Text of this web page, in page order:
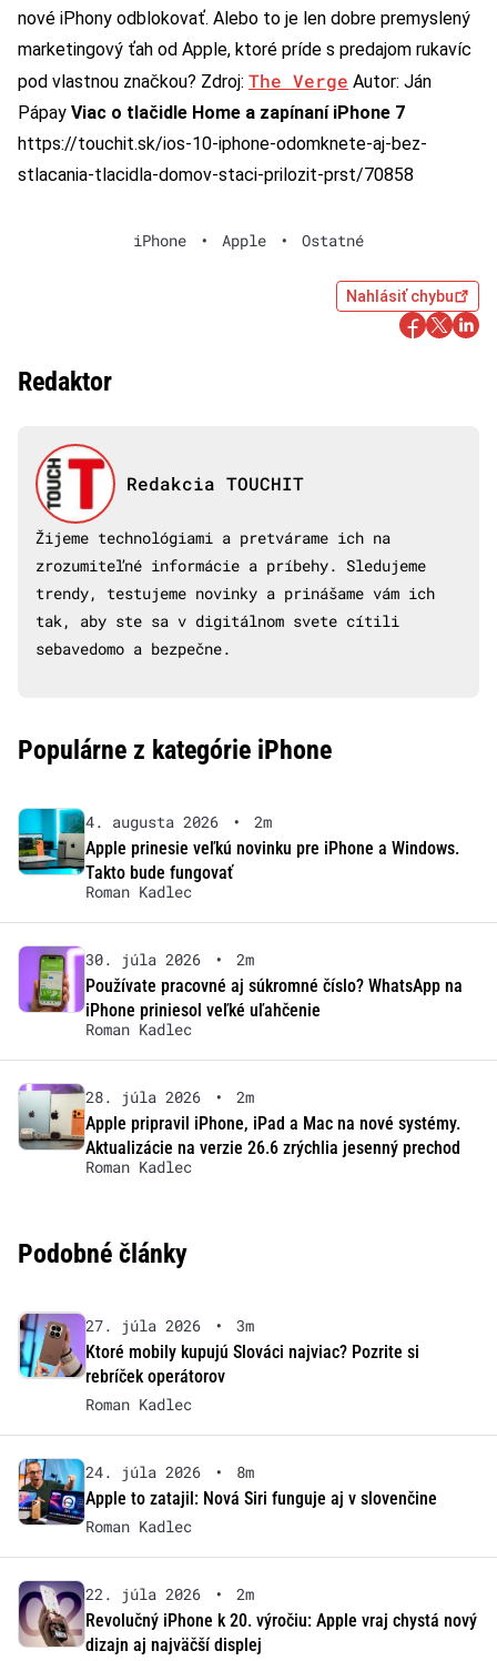
nové iPhony odblokovať. Alebo to je len dobre premyslený
marketingový ťah od Apple, ktoré príde s predajom rukavíc
pod vlastnou značkou? Zdroj: The Verge Autor: Ján
Pápay Viac o tlačidle Home a zapínaní iPhone 7
https://touchit.sk/ios-10-iphone-odomknete-aj-bez-
stlacania-tlacidla-domov-staci-prilozit-prst/70858
iPhone • Apple • Ostatné
Nahlásiť chybu
Redaktor
Redakcia TOUCHIT
Žijeme technológiami a pretvárame ich na
zrozumiteľné informácie a príbehy. Sledujeme
trendy, testujeme novinky a prinášame vám ich
tak, aby ste sa v digitálnom svete cítili
sebavedomo a bezpečne.
Populárne z kategórie iPhone
4. augusta 2026 •
2m
Apple prinesie veľkú novinku pre iPhone a Windows.
Takto bude fungovať
Roman Kadlec
30. júla 2026 •
2m
Používate pracovné aj súkromné číslo? WhatsApp na
iPhone priniesol veľké uľahčenie
Roman Kadlec
28. júla 2026 •
2m
Apple pripravil iPhone, iPad a Mac na nové systémy.
Aktualizácie na verzie 26.6 zrýchlia jesenný prechod
Roman Kadlec
Podobné články
27. júla 2026 •
3m
Ktoré mobily kupujú Slováci najviac? Pozrite si
rebríček operátorov
Roman Kadlec
24. júla 2026 •
8m
Apple to zatajil: Nová Siri funguje aj v slovenčine
Roman Kadlec
22. júla 2026 •
2m
Revolučný iPhone k 20. výročiu: Apple vraj chystá nový
dizajn aj najväčší displej